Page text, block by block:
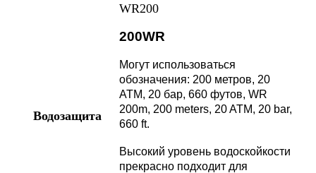
Водозащита
WR200
200WR
Могут использоваться
обозначения: 200 метров, 20
АТМ, 20 бар, 660 футов, WR
200m, 200 meters, 20 ATM, 20 bar,
660 ft.
Высокий уровень водоскойкости
прекрасно подходит для